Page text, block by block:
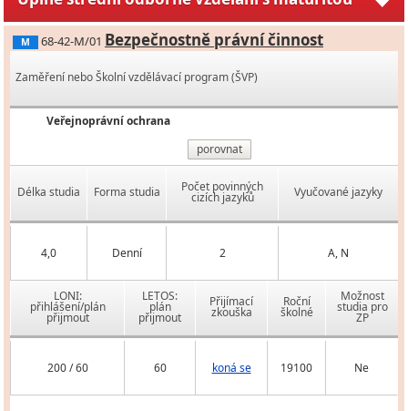
M 68-42-M/01 Bezpečnostně právní činnost
Zaměření nebo Školní vzdělávací program (ŠVP)
Veřejnoprávní ochrana
porovnat
Délka studia Forma studia Počet povinných
cizích jazyků Vyučované jazyky
4,0 Denní 2 A, N
LONI:
přihlášení/plán
přijmout
LETOS:
plán
přijmout
Přijímací
zkouška
Roční
školné
Možnost
studia pro
ZP
200 / 60 60 koná se 19100 Ne